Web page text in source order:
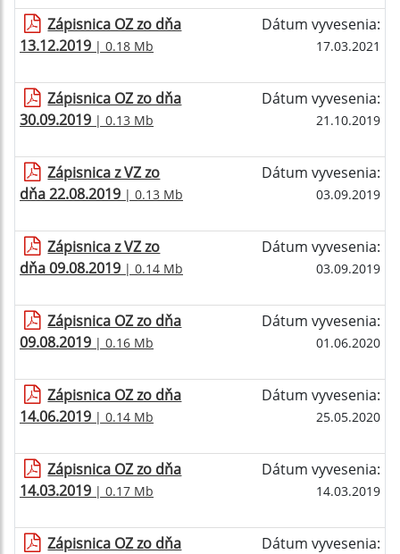
Zápisnica OZ zo dňa
13.12.2019 | 0.18 Mb
Dátum vyvesenia:
17.03.2021
Zápisnica OZ zo dňa
30.09.2019 | 0.13 Mb
Dátum vyvesenia:
21.10.2019
Zápisnica z VZ zo
dňa 22.08.2019 | 0.13 Mb
Dátum vyvesenia:
03.09.2019
Zápisnica z VZ zo
dňa 09.08.2019 | 0.14 Mb
Dátum vyvesenia:
03.09.2019
Zápisnica OZ zo dňa
09.08.2019 | 0.16 Mb
Dátum vyvesenia:
01.06.2020
Zápisnica OZ zo dňa
14.06.2019 | 0.14 Mb
Dátum vyvesenia:
25.05.2020
Zápisnica OZ zo dňa
14.03.2019 | 0.17 Mb
Dátum vyvesenia:
14.03.2019
Zápisnica OZ zo dňa
Dátum vyvesenia: